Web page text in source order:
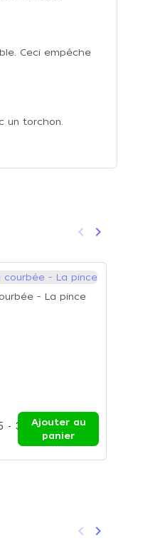
Ceci empêche
un torchon.
Précédent
keyboard_arrow_left Suivant
keyboard_arrow_right
- La pince
- 3 avis
Ajouter au
panier
Précédent
keyboard_arrow_left Suivant
keyboard_arrow_right